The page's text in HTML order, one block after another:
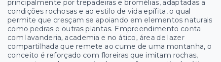
principalmente por trepadeiras e bromélias, adaptadas a
condições rochosas e ao estilo de vida epífita, o qual
permite que cresçam se apoiando em elementos naturais
como pedras e outras plantas. Empreendimento conta
com lavanderia, academia e no ático, área de lazer
compartilhada que remete ao cume de uma montanha, o
conceito é reforçado com floreiras que imitam rochas,